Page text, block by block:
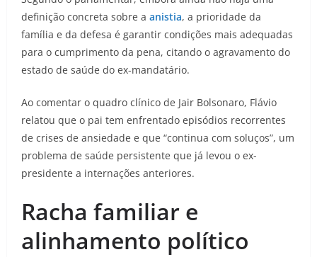
definição concreta sobre a anistia, a prioridade da
família e da defesa é garantir condições mais adequadas
para o cumprimento da pena, citando o agravamento do
estado de saúde do ex-mandatário.
Ao comentar o quadro clínico de Jair Bolsonaro, Flávio
relatou que o pai tem enfrentado episódios recorrentes
de crises de ansiedade e que “continua com soluços”, um
problema de saúde persistente que já levou o ex-
presidente a internações anteriores.
Racha familiar e
alinhamento político